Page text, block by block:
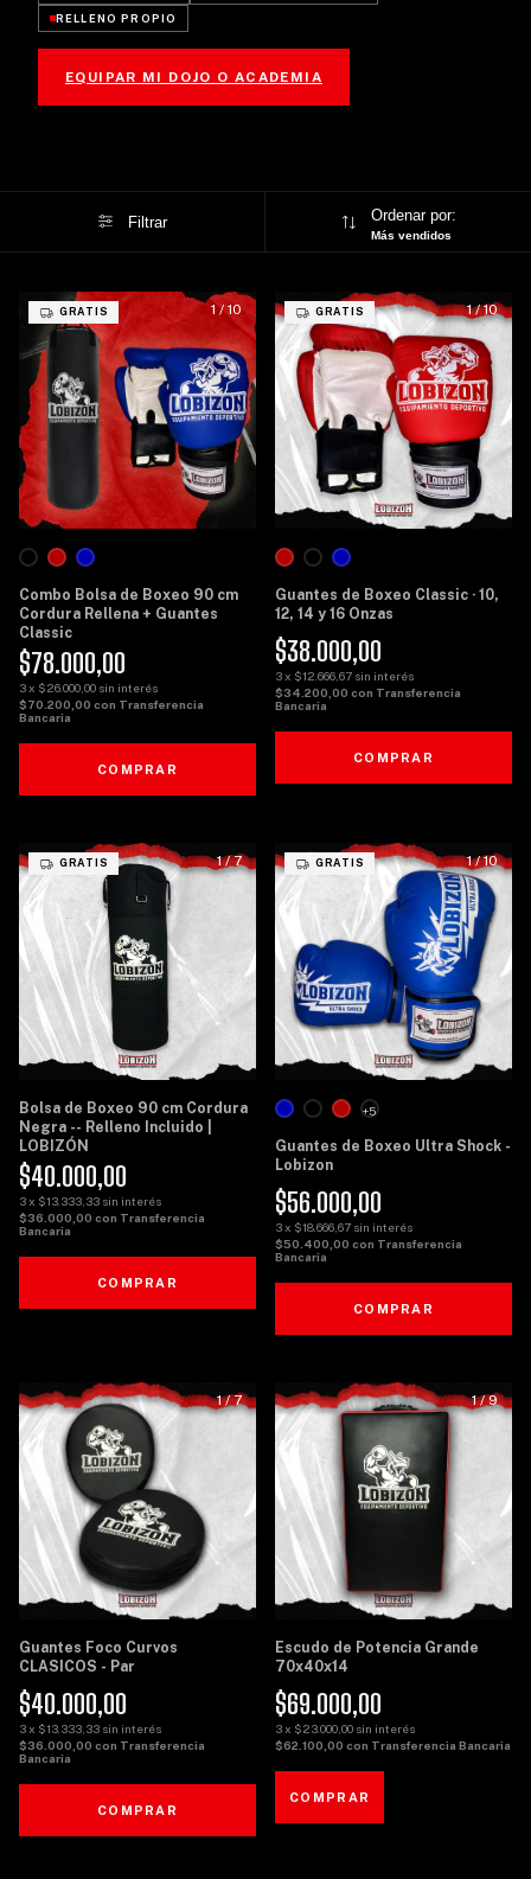
RELLENO PROPIO
EQUIPAR MI DOJO O ACADEMIA
Filtrar Ordenar por:
Más vendidos
1/10
GRATIS
Combo Bolsa de Boxeo 90 cm
Cordura Rellena + Guantes
Classic
$78.000,00
3x $26.000,00 sin interés
$70.200,00 con Transferencia
Bancaria
COMPRAR
1/10
GRATIS
Guantes de Boxeo Classic · 10,
12, 14 y 16 Onzas
$38.000,00
3x $12.666,67 sin interés
$34.200,00 con Transferencia
Bancaria
COMPRAR
1/7
GRATIS
Bolsa de Boxeo 90 cm Cordura
Negra -- Relleno Incluido |
LOBIZÓN
$40.000,00
3x $13.333,33 sin interés
$36.000,00 con Transferencia
Bancaria
COMPRAR
1/10
GRATIS
Guantes de Boxeo Ultra Shock -
Lobizon
$56.000,00
3x $18.666,67 sin interés
$50.400,00 con Transferencia
Bancaria
+5
COMPRAR
1/7
Guantes Foco Curvos
CLASICOS - Par
$40.000,00
3x $13.333,33 sin interés
$36.000,00 con Transferencia
Bancaria
COMPRAR
1/9
Escudo de Potencia Grande
70x40x14
$69.000,00
3x $23.000,00 sin interés
$62.100,00 con Transferencia Bancaria